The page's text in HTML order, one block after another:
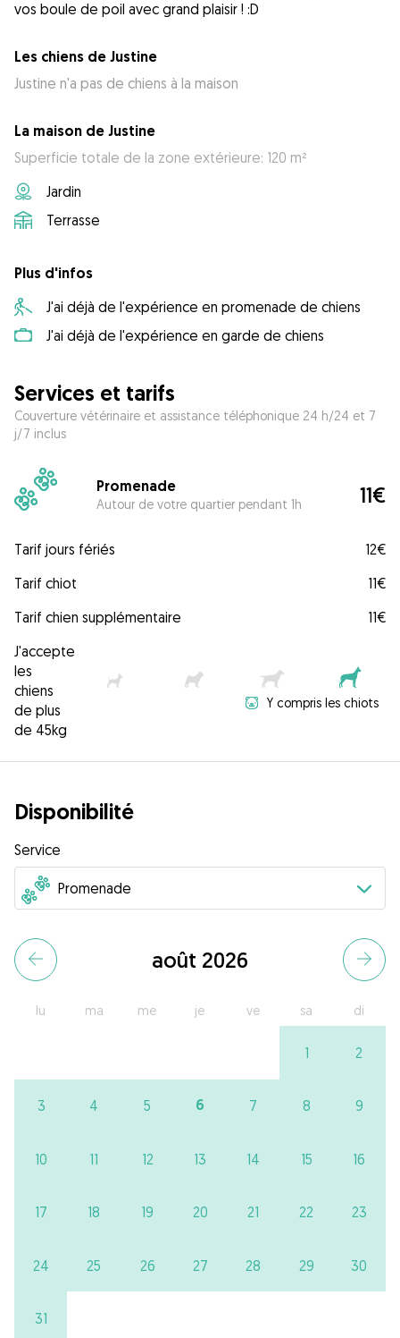
Les chiens de Justine
Justine n'a pas de chiens à la maison
La maison de Justine
Superficie totale de la zone extérieure: 120 m²
Jardin
Terrasse
Plus d'infos
J'ai déjà de l'expérience en promenade de chiens
J'ai déjà de l'expérience en garde de chiens
Services et tarifs
Couverture vétérinaire et assistance téléphonique 24 h/24 et 7
j/7 inclus
Promenade
Autour de votre quartier pendant 1h 11€
Tarif jours fériés
12€
Tarif chiot
11€
Tarif chien supplémentaire
11€
J'accepte
les
chiens
de plus
de 45kg
Y compris les chiots
Disponibilité
Service
août 2026
lu ma me je ve sa di
1 2
3 4 5 6 7 8 9
10 11 12 13 14 15 16
17 18 19 20 21 22 23
24 25 26 27 28 29 30
31